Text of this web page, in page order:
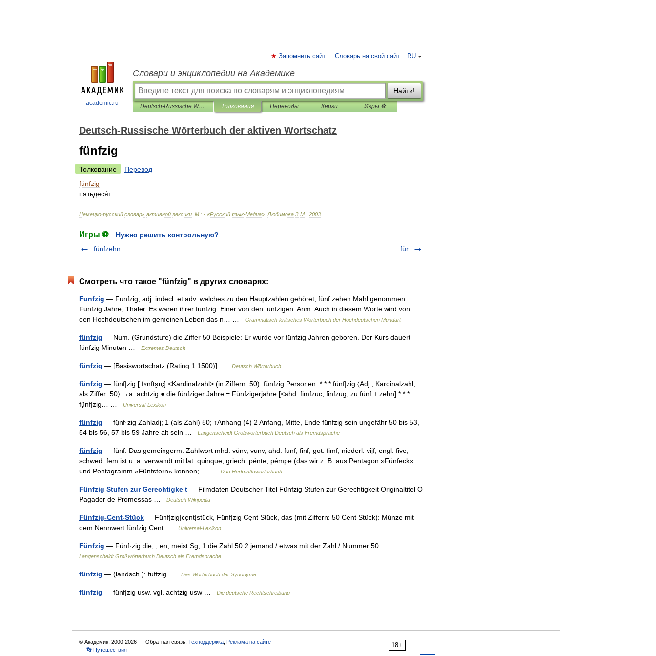
academic.ru
RU
Запомнить сайт Словарь на свой сайт
Словари и энциклопедии на Академике
Найти!
Deutsch-Russische Wörterbuch der aktiven Wortschatz Толкования Переводы Книги Игры ⚽
Deutsch-Russische Wörterbuch der aktiven Wortschatz
fünfzig
Толкование
Перевод
fünfzig
пятьдеся́т
Немецко-русский словарь активной лексики М : - «Русский язык-Медиа» Любимова З М 2003
Игры ⚽
Нужно решить контрольную?
fünfzehn
für
Смотреть что такое "fünfzig" в других словарях:
Funfzig — Funfzig, adj. indecl. et adv. welches zu den Hauptzahlen gehöret, fünf zehen Mahl genommen.
Funfzig Jahre, Thaler. Es waren ihrer funfzig. Einer von den funfzigen. Anm. Auch in diesem Worte wird von
den Hochdeutschen im gemeinen Leben das n… …
Grammatisch-kritisches Wörterbuch der Hochdeutschen Mundart
fünfzig — Num. (Grundstufe) die Ziffer 50 Beispiele: Er wurde vor fünfzig Jahren geboren. Der Kurs dauert
fünfzig Minuten …
Extremes Deutsch
fünfzig — [Basiswortschatz (Rating 1 1500)] … Deutsch Wörterbuch
fünfzig — fünf|zig [ fʏnfts̮ɪç] <Kardinalzahl> (in Ziffern: 50): fünfzig Personen. * * * fụ̈nf|zig 〈Adj.; Kardinalzahl;
als Ziffer: 50〉 →a. achtzig ● die fünfziger Jahre = Fünfzigerjahre [<ahd. fimfzuc, finfzug; zu fünf + zehn] * * *
fụ̈nf|zig… …
Universal-Lexikon
fünfzig — fụ̈nf·zig Zahladj; 1 (als Zahl) 50; ↑Anhang (4) 2 Anfang, Mitte, Ende fünfzig sein ungefähr 50 bis 53,
54 bis 56, 57 bis 59 Jahre alt sein …
Langenscheidt Großwörterbuch Deutsch als Fremdsprache
fünfzig — fünf: Das gemeingerm. Zahlwort mhd. vünv, vunv, ahd. funf, finf, got. fimf, niederl. vijf, engl. five,
schwed. fem ist u. a. verwandt mit lat. quinque, griech. pénte, pémpe (das wir z. B. aus Pentagon »Fünfeck«
und Pentagramm »Fünfstern« kennen;… …
Das Herkunftswörterbuch
Fünfzig Stufen zur Gerechtigkeit — Filmdaten Deutscher Titel Fünfzig Stufen zur Gerechtigkeit Originaltitel O
Pagador de Promessas …
Deutsch Wikipedia
Fünfzig-Cent-Stück — Fünf|zig|cẹnt|stück, Fünf|zig Cẹnt Stück, das (mit Ziffern: 50 Cent Stück): Münze mit
dem Nennwert fünfzig Cent …
Universal-Lexikon
Fünfzig — Fụ̈nf·zig die; , en; meist Sg; 1 die Zahl 50 2 jemand / etwas mit der Zahl / Nummer 50 …
Langenscheidt Großwörterbuch Deutsch als Fremdsprache
fünfzig — (landsch.): fuffzig … Das Wörterbuch der Synonyme
fünfzig — fụ̈nf|zig usw. vgl. achtzig usw … Die deutsche Rechtschreibung
18+
© Академик, 2000-2026 Обратная связь: Техподдержка Реклама на сайте
👣 Путешествия